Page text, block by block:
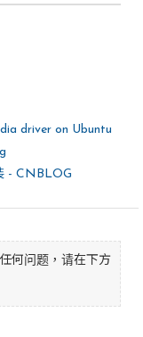
driver on Ubuntu
- CNBLOG
何问题，请在下方